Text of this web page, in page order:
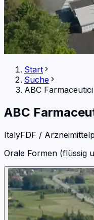
Start
Suche
ABC Farmaceutici
ABC
ItalyFDF /
Orale Formen (flüssig